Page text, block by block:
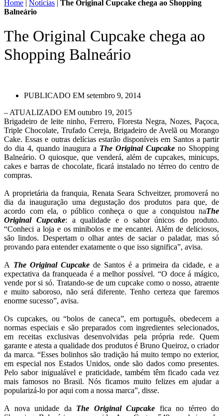
Home | Notícias | The Original Cupcake chega ao Shopping
Balneário
The Original Cupcake chega ao
Shopping Balneário
PUBLICADO EM setembro 9, 2014
– ATUALIZADO EM outubro 19, 2015
Brigadeiro de leite ninho, Ferrero, Floresta Negra, Nozes, Paçoca,
Triple Chocolate, Trufado Cereja, Brigadeiro de Avelã ou Morango
Cake. Essas e outras delícias estarão disponíveis em Santos a partir
do dia 4, quando inaugura a The Original Cupcake no Shopping
Balneário. O quiosque, que venderá, além de cupcakes, minicups,
cakes e barras de chocolate, ficará instalado no térreo do centro de
compras.
A proprietária da franquia, Renata Seara Schveitzer, promoverá no
dia da inauguração uma degustação dos produtos para que, de
acordo com ela, o público conheça o que a conquistou naThe
Original Cupcake: a qualidade e o sabor únicos do produto.
“Conheci a loja e os minibolos e me encantei. Além de deliciosos,
são lindos. Despertam o olhar antes de saciar o paladar, mas só
provando para entender exatamente o que isso significa”, avisa.
A The Original Cupcake de Santos é a primeira da cidade, e a
expectativa da franqueada é a melhor possível. “O doce á mágico,
vende por si só. Tratando-se de um cupcake como o nosso, atraente
e muito saboroso, não será diferente. Tenho certeza que faremos
enorme sucesso”, avisa.
Os cupcakes, ou “bolos de caneca”, em português, obedecem a
normas especiais e são preparados com ingredientes selecionados,
em receitas exclusivas desenvolvidas pela própria rede. Quem
garante e atesta a qualidade dos produtos é Bruno Queiroz, o criador
da marca. “Esses bolinhos são tradição há muito tempo no exterior,
em especial nos Estados Unidos, onde são dados como presentes.
Pelo sabor inigualável e praticidade, também têm ficado cada vez
mais famosos no Brasil. Nós ficamos muito felizes em ajudar a
popularizá-lo por aqui com a nossa marca”, disse.
A nova unidade da The Original Cupcake fica no térreo do